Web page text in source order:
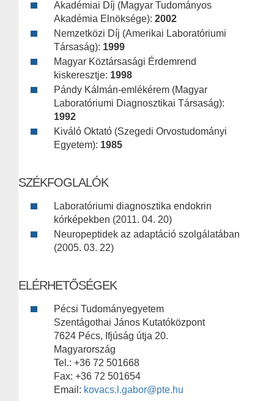
Akadémiai Díj (Magyar Tudományos
Akadémia Elnöksége): 2002
Nemzetközi Díj (Amerikai Laboratóriumi
Társaság): 1999
Magyar Köztársasági Érdemrend
kiskeresztje: 1998
Pándy Kálmán-emlékérem (Magyar
Laboratóriumi Diagnosztikai Társaság):
1992
Kiváló Oktató (Szegedi Orvostudományi
Egyetem): 1985
SZÉKFOGLALÓK
Laboratóriumi diagnosztika endokrin
kórképekben (2011. 04. 20)
Neuropeptidek az adaptáció szolgálatában
(2005. 03. 22)
ELÉRHETŐSÉGEK
Pécsi Tudományegyetem
Szentágothai János Kutatóközpont
7624 Pécs, Ifjúság útja 20.
Magyarország
Tel.: +36 72 501668
Fax: +36 72 501654
Email: kovacs.l.gabor@pte.hu